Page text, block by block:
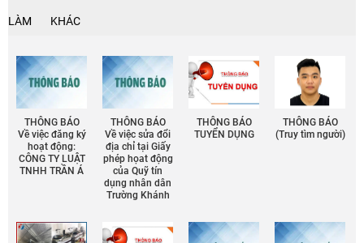
LÀM KHÁC
THÔNG BÁO
Về việc đăng ký
hoạt động:
CÔNG TY LUẬT
TNHH TRẦN Á
THÔNG BÁO
Về việc sửa đổi
địa chỉ tại Giấy
phép họat động
của Quỹ tín
dụng nhân dân
Trường Khánh
THÔNG BÁO
TUYỂN DỤNG
THÔNG BÁO
(Truy tìm người)